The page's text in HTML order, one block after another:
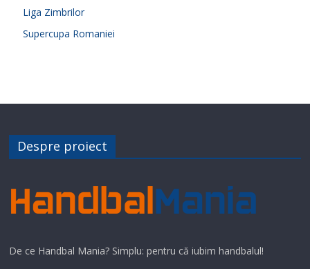
Liga Zimbrilor
Supercupa Romaniei
Despre proiect
De ce Handbal Mania? Simplu: pentru că iubim handbalul!